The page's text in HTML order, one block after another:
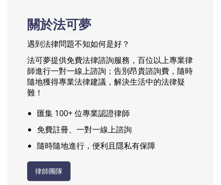
關於法可夢
遇到法律問題不知如何是好？
法可夢提供免費法律諮詢服務，百位以上專業律
師進行一對一線上諮詢；告別昂貴諮詢費，隨時
隨地獲得專業法律建議，解決生活中的法律疑
難！
匯集 100+ 位專業認證律師
免費註冊、一對一線上諮詢
隨時隨地進行，便利且隱私有保障
律師團隊